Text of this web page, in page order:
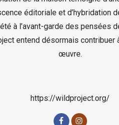
éditoriale et d’hybridation
à l’avant-garde des pensées
entend désormais contribuer
œuvre.
https://wildproject.org/